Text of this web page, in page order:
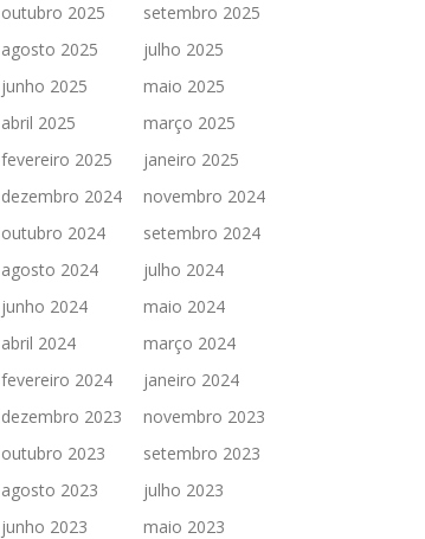
outubro 2025
setembro 2025
agosto 2025
julho 2025
junho 2025
maio 2025
abril 2025
março 2025
fevereiro 2025
janeiro 2025
dezembro 2024
novembro 2024
outubro 2024
setembro 2024
agosto 2024
julho 2024
junho 2024
maio 2024
abril 2024
março 2024
fevereiro 2024
janeiro 2024
dezembro 2023
novembro 2023
outubro 2023
setembro 2023
agosto 2023
julho 2023
junho 2023
maio 2023